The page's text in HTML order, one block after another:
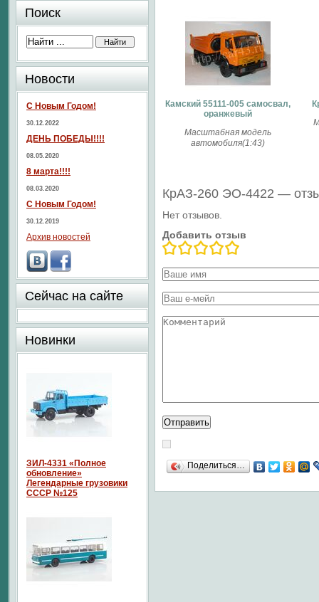
Камский 55111-005 самосвал,
оранжевый
Масштабная модель
автомобиля(1:43)
КрАЗ-260 ЭО-4422 —
Нет отзывов.
Добавить отзыв
Поделиться…
Поиск
Новости
С Новым Годом!
30.12.2022
ДЕНЬ ПОБЕДЫ!!!!
08.05.2020
8 марта!!!!
08.03.2020
С Новым Годом!
30.12.2019
Архив новостей
Сейчас на сайте
Новинки
ЗИЛ-4331 «Полное
обновление»
Легендарные грузовики
СССР №125